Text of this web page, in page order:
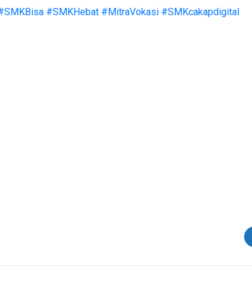
#SMKHebat #MitraVokasi #SMKcakapdigital